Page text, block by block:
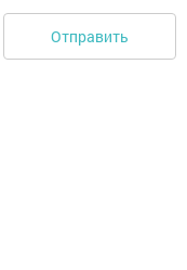
Отправить